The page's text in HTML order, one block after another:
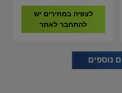
לצפיה במחירים יש
להתחבר לאתר
נוספים